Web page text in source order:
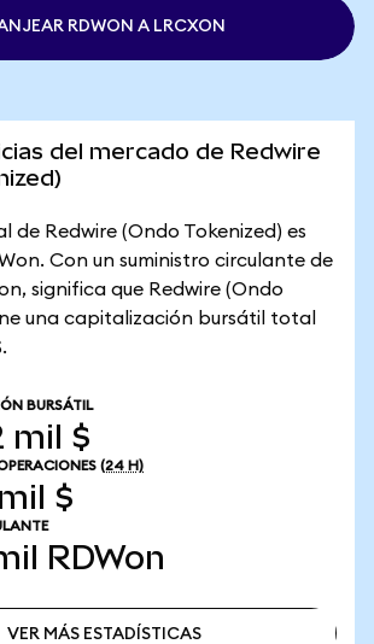
RDWON A LRCXON
del mercado de Redwire
de Redwire (Ondo Tokenized) es
Con un suministro circulante de
significa que Redwire (Ondo
una capitalización bursátil total
BURSÁTIL
mil $
(24 H)
$
RDWon
VER MÁS ESTADÍSTICAS